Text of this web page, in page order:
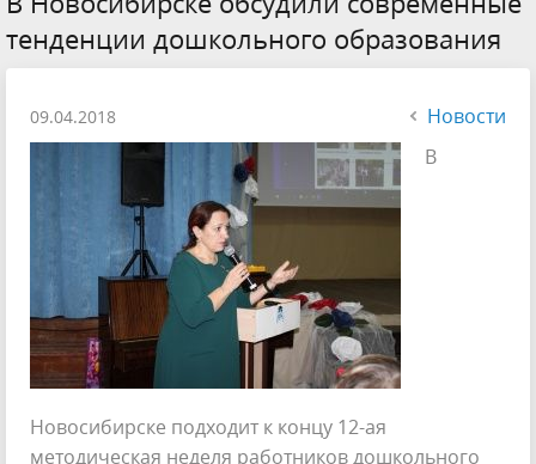
тенденции дошкольного образования
09.04.2018
Новости
В
Новосибирске подходит к концу 12-ая
методическая неделя работников дошкольного